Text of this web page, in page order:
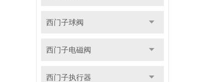
西门子球阀
西门子电磁阀
西门子执行器